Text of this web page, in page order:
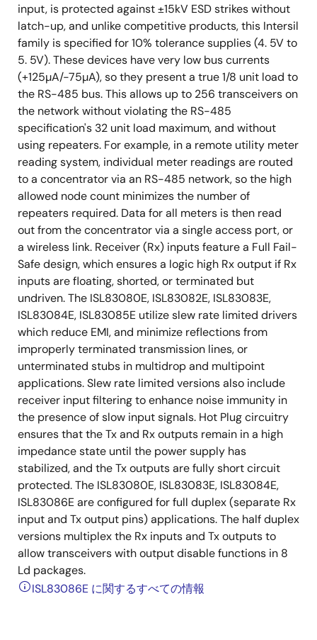
input, is protected against ±15kV ESD strikes without
latch-up, and unlike competitive products, this Intersil
family is specified for 10% tolerance supplies (4. 5V to
5. 5V). These devices have very low bus currents
(+125µA/-75µA), so they present a true 1/8 unit load to
the RS-485 bus. This allows up to 256 transceivers on
the network without violating the RS-485
specification's 32 unit load maximum, and without
using repeaters. For example, in a remote utility meter
reading system, individual meter readings are routed
to a concentrator via an RS-485 network, so the high
allowed node count minimizes the number of
repeaters required. Data for all meters is then read
out from the concentrator via a single access port, or
a wireless link. Receiver (Rx) inputs feature a Full Fail-
Safe design, which ensures a logic high Rx output if Rx
inputs are floating, shorted, or terminated but
undriven. The ISL83080E, ISL83082E, ISL83083E,
ISL83084E, ISL83085E utilize slew rate limited drivers
which reduce EMI, and minimize reflections from
improperly terminated transmission lines, or
unterminated stubs in multidrop and multipoint
applications. Slew rate limited versions also include
receiver input filtering to enhance noise immunity in
the presence of slow input signals. Hot Plug circuitry
ensures that the Tx and Rx outputs remain in a high
impedance state until the power supply has
stabilized, and the Tx outputs are fully short circuit
protected. The ISL83080E, ISL83083E, ISL83084E,
ISL83086E are configured for full duplex (separate Rx
input and Tx output pins) applications. The half duplex
versions multiplex the Rx inputs and Tx outputs to
allow transceivers with output disable functions in 8
Ld packages.
ISL83086E に関するすべての情報